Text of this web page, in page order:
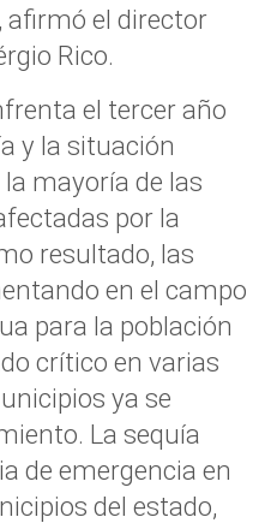
afirmó el director
Rico.
el tercer año
y la situación
mayoría de las
por la
resultado, las
en el campo
para la población
crítico en varias
ya se
La sequía
de emergencia en
del estado,